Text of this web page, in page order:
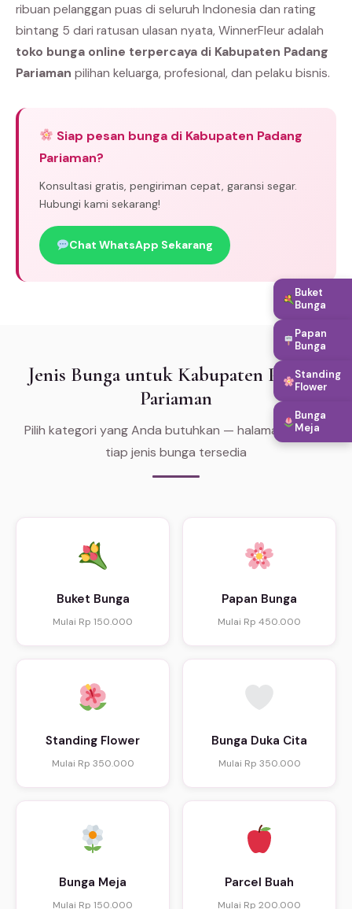
ribuan pelanggan puas di seluruh Indonesia dan rating
bintang 5 dari ratusan ulasan nyata, WinnerFleur adalah
toko bunga online terpercaya di Kabupaten Padang
Pariaman pilihan keluarga, profesional, dan pelaku bisnis.
Siap pesan bunga di Kabupaten Padang
Pariaman?
Konsultasi gratis, pengiriman cepat, garansi segar.
Hubungi kami sekarang!
Chat WhatsApp Sekarang
Jenis Bunga untuk Kabupaten Padang
Pariaman
Pilih kategori yang Anda butuhkan — halaman khusus
tiap jenis bunga tersedia
Buket Bunga
Mulai Rp 150.000
Papan Bunga
Mulai Rp 450.000
Standing Flower
Mulai Rp 350.000
Bunga Duka Cita
Mulai Rp 350.000
Bunga Meja
Mulai Rp 150.000
Parcel Buah
Mulai Rp 200.000
Buket
Bunga
Papan
Bunga
Standing
Flower
Bunga
Meja